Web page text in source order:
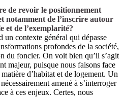
de revoir le positionnement
notamment de l’inscrire autour
et de l’exemplarité?
un contexte général qui dépasse
profondes de la société,
du foncier. On voit bien qu’il s’agit
majeur, puisque nous faisons face
d’habitat et de logement. Un
amené à s’interroger
à ces enjeux. Certes, nous